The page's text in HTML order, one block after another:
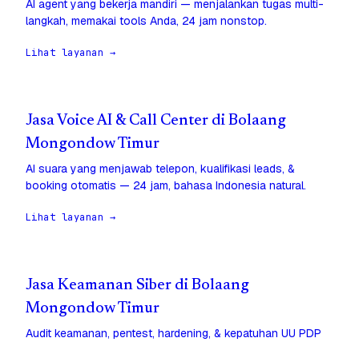
AI agent yang bekerja mandiri — menjalankan tugas multi-
langkah, memakai tools Anda, 24 jam nonstop.
Lihat layanan →
Jasa Voice AI & Call Center di Bolaang
Mongondow Timur
AI suara yang menjawab telepon, kualifikasi leads, &
booking otomatis — 24 jam, bahasa Indonesia natural.
Lihat layanan →
Jasa Keamanan Siber di Bolaang
Mongondow Timur
Audit keamanan, pentest, hardening, & kepatuhan UU PDP